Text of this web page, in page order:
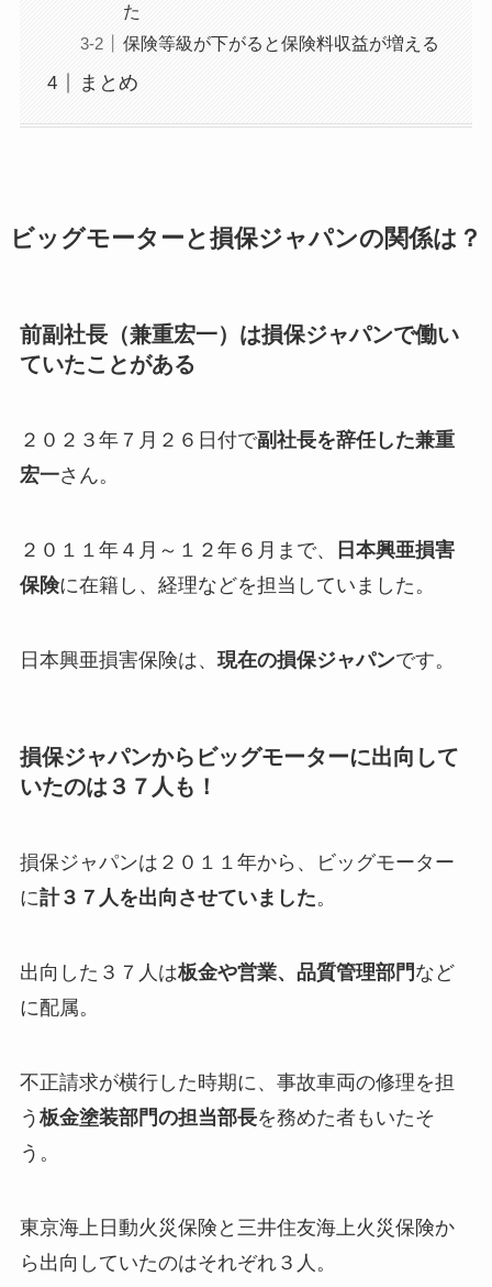
た
保険等級が下がると保険料収益が増える
まとめ
ビッグモーターと損保ジャパンの関係は？
前副社長（兼重宏一）は損保ジャパンで働い
ていたことがある
２０２３年７月２６日付で副社長を辞任した兼重
宏一さん。
２０１１年４月～１２年６月まで、
日本興亜損害
保険に在籍し、経理などを担当していました。
日本興亜損害保険は、 現在の損保ジャパンです。
損保ジャパンからビッグモーターに出向して
いたのは３７人も！
損保ジャパンは２０１１年から、ビッグモーター
に計３７人を出向させていました。
出向した３７人は板金や営業、品質管理部門 など
に配属。
不正請求が横行した時期に、事故車両の修理を担
う 板金塗装部門の担当部長を務めた者もいたそ
う。
東京海上日動火災保険と三井住友海上火災保険か
ら出向していたのはそれぞれ３人。